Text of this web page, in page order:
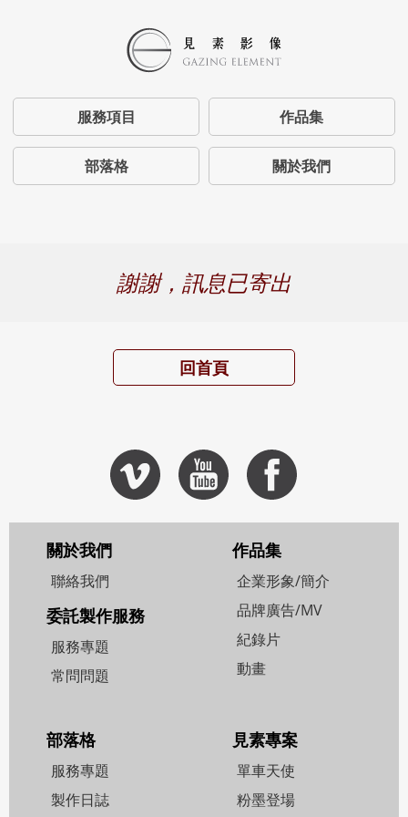
服務項目 作品集
部落格 關於我們
謝謝，訊息已寄出
回首頁
關於我們
聯絡我們
委託製作服務
服務專題
常問問題
作品集
企業形象/簡介
品牌廣告/MV
紀錄片
動畫
部落格
服務專題
製作日誌
見素專案
單車天使
粉墨登場